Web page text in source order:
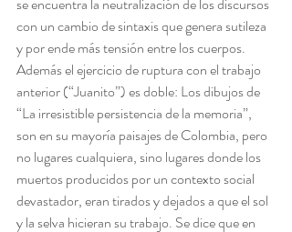
con un cambio de sintaxis que genera sutileza
y por ende más tensión entre los cuerpos.
Además el ejercicio de ruptura con el trabajo
anterior (“Juanito”) es doble: Los dibujos de
“La irresistible persistencia de la memoria”,
son en su mayoría paisajes de Colombia, pero
no lugares cualquiera, sino lugares donde los
muertos producidos por un contexto social
devastador, eran tirados y dejados a que el sol
y la selva hicieran su trabajo. Se dice que en